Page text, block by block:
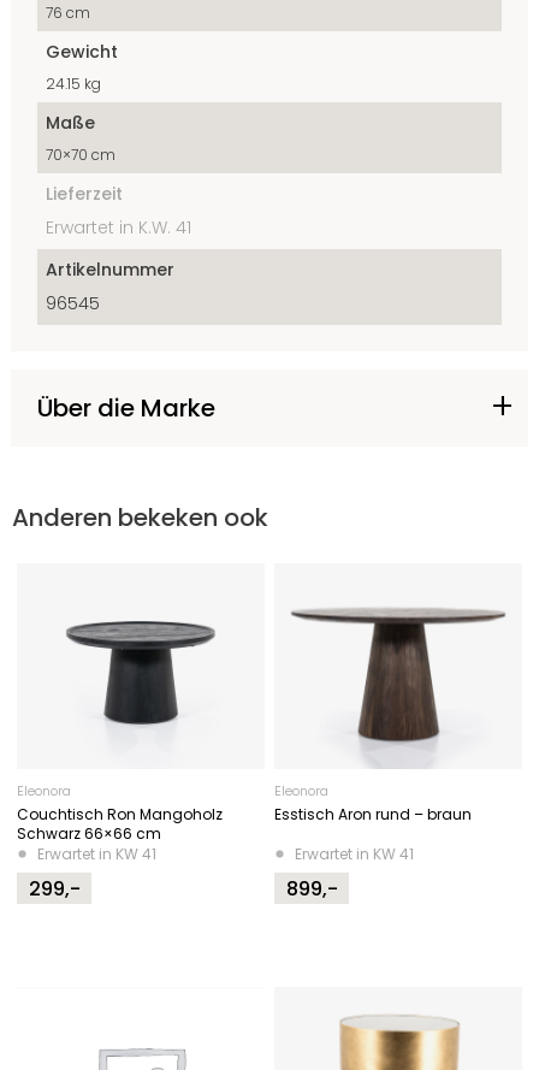
76 cm
Gewicht
24.15 kg
Maße
70×70 cm
Lieferzeit
Erwartet in K.W. 41
Artikelnummer
96545
Über die Marke
Anderen bekeken ook
Eleonora
Couchtisch Ron Mangoholz
Schwarz 66×66 cm
Erwartet in KW 41
299,-
Eleonora
Esstisch Aron rund – braun
Erwartet in KW 41
899,-